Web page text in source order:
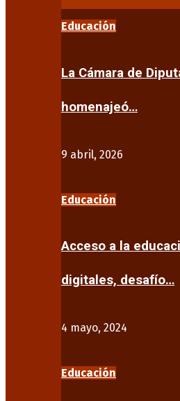
Educación
La Cámara de
homenajeó…
9 abril, 2026
Educación
Acceso a la
digitales, desafío…
4 mayo, 2024
Educación